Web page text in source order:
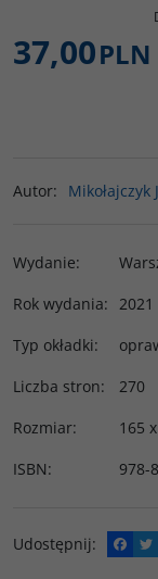
37,00PLN
Autor: Mikołajczyk
Wydanie:
Rok wydania:
2021
Typ okładki:
Liczba stron:
270
Rozmiar:
165
ISBN: 978-
Udostępnij:
F
a
T
w